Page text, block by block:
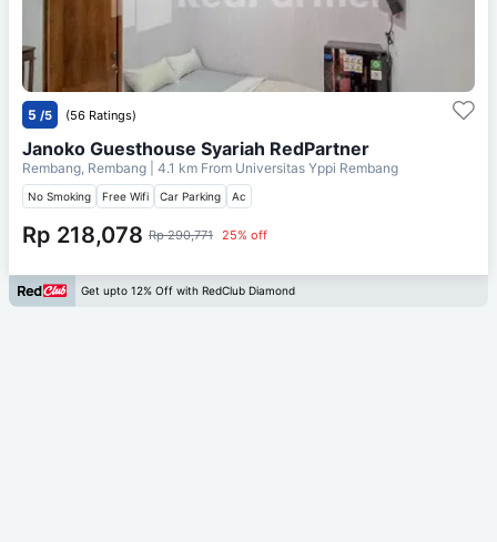
5 /5 (56 Ratings)
Janoko Guesthouse Syariah RedPartner
Rembang, Rembang | 4.1 km From Universitas Yppi Rembang
No Smoking Free Wifi Car Parking Ac
Rp 218,078 Rp 290,771 25% off
Get upto 12% Off with RedClub Diamond